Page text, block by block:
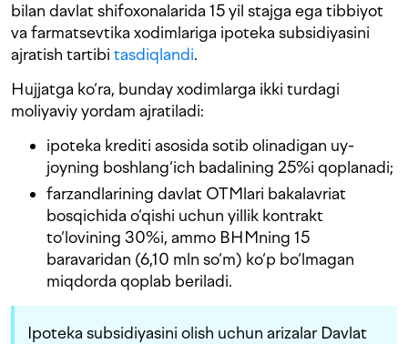
bilan davlat shifoxonalarida 15 yil stajga ega tibbiyot
va farmatsevtika xodimlariga ipoteka subsidiyasini
ajratish tartibi tasdiqlandi.
Hujjatga ko‘ra, bunday xodimlarga ikki turdagi
moliyaviy yordam ajratiladi:
ipoteka krediti asosida sotib olinadigan uy-
joyning boshlang‘ich badalining 25%i qoplanadi;
farzandlarining davlat OTMlari bakalavriat
bosqichida o‘qishi uchun yillik kontrakt
to‘lovining 30%i, ammo BHMning 15
baravaridan (6,10 mln so‘m) ko‘p bo‘lmagan
miqdorda qoplab beriladi.
Ipoteka subsidiyasini olish uchun arizalar Davlat